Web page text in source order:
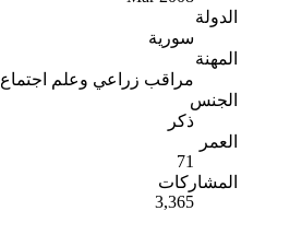
الدولة
سورية
المهنة
مراقب زراعي وعلم اجتماع
الجنس
ذكر
العمر
71
المشاركات
3,365